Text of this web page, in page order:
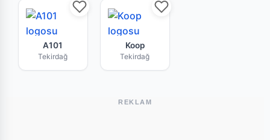
A101 Tekirdağ mağazasının bu haftaki güncel
A101
Tekirdağ
Koop Tekirdağ market
Koop
Tekirdağ
REKLAM